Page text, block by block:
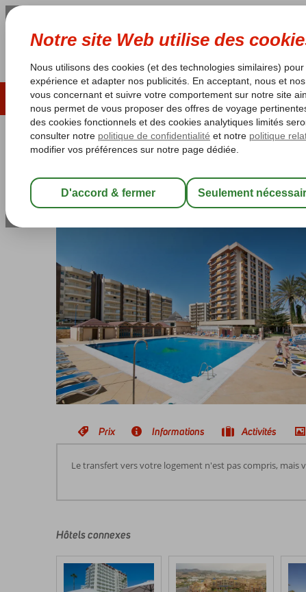
ÉTÉ 2026 LAST MINUTES
Les garanties de vacances Garantie du prix le plus
Las Piramides
Prix Informations Activités
Le transfert vers votre logement n'est pas compris, mais
écrits
nos
clients
après
Hôtels connexes